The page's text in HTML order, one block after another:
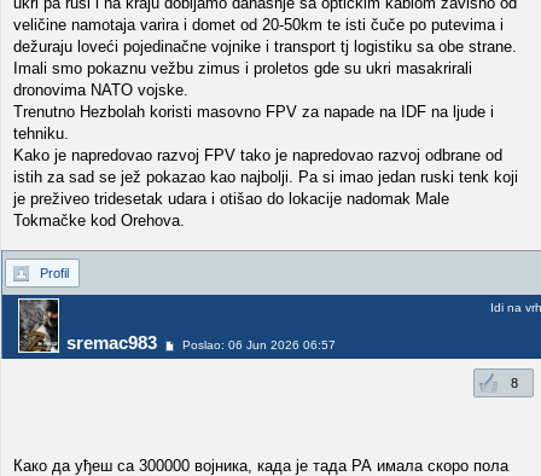
veličine namotaja varira i domet od 20-50km te isti čuče po putevima i
dežuraju loveći pojedinačne vojnike i transport tj logistiku sa obe strane.
Imali smo pokaznu vežbu zimus i proletos gde su ukri masakrirali
dronovima NATO vojske.
Trenutno Hezbolah koristi masovno FPV za napade na IDF na ljude i
tehniku.
Kako je napredovao razvoj FPV tako je napredovao razvoj odbrane od
istih za sad se jež pokazao kao najbolji. Pa si imao jedan ruski tenk koji
je preživeo tridesetak udara i otišao do lokacije nadomak Male
Tokmačke kod Orehova.
Profil
sremac983 Poslao: 06 Jun 2026 06:57
Idi na vrh
8
Како да уђеш са 300000 војника, када је тада РА имала скоро пола